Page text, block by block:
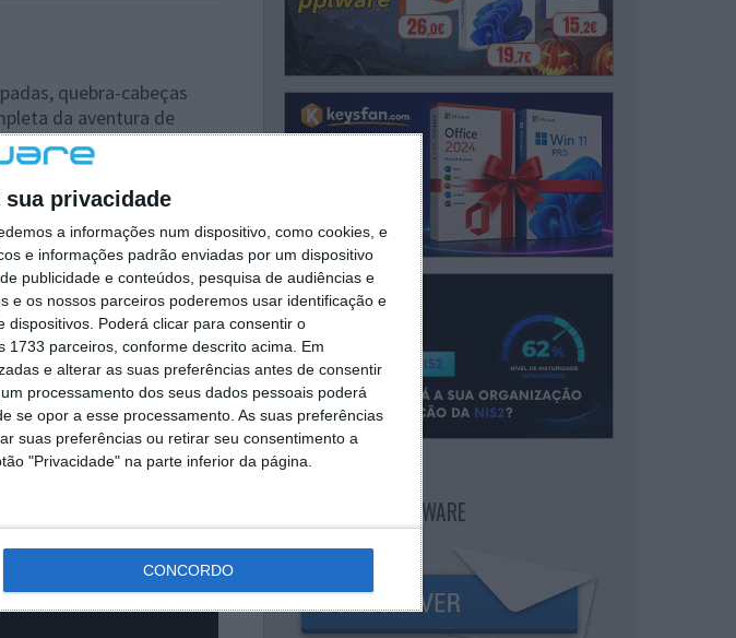
sua privacidade
a informações num dispositivo, como cookies, e
e informações padrão enviadas por um dispositivo
publicidade e conteúdos, pesquisa de audiências e
e os nossos parceiros poderemos usar identificação e
Poderá clicar para consentir o
parceiros, conforme descrito acima. Em
e alterar as suas preferências antes de consentir
processamento dos seus dados pessoais poderá
se opor a esse processamento. As suas preferências
suas preferências ou retirar seu consentimento a
"Privacidade" na parte inferior da página.
CONCORDO
quebra-cabeças
da aventura de
Sir Daniel Fortesque,
pelo terrível
NEWSLETTER PPLWARE